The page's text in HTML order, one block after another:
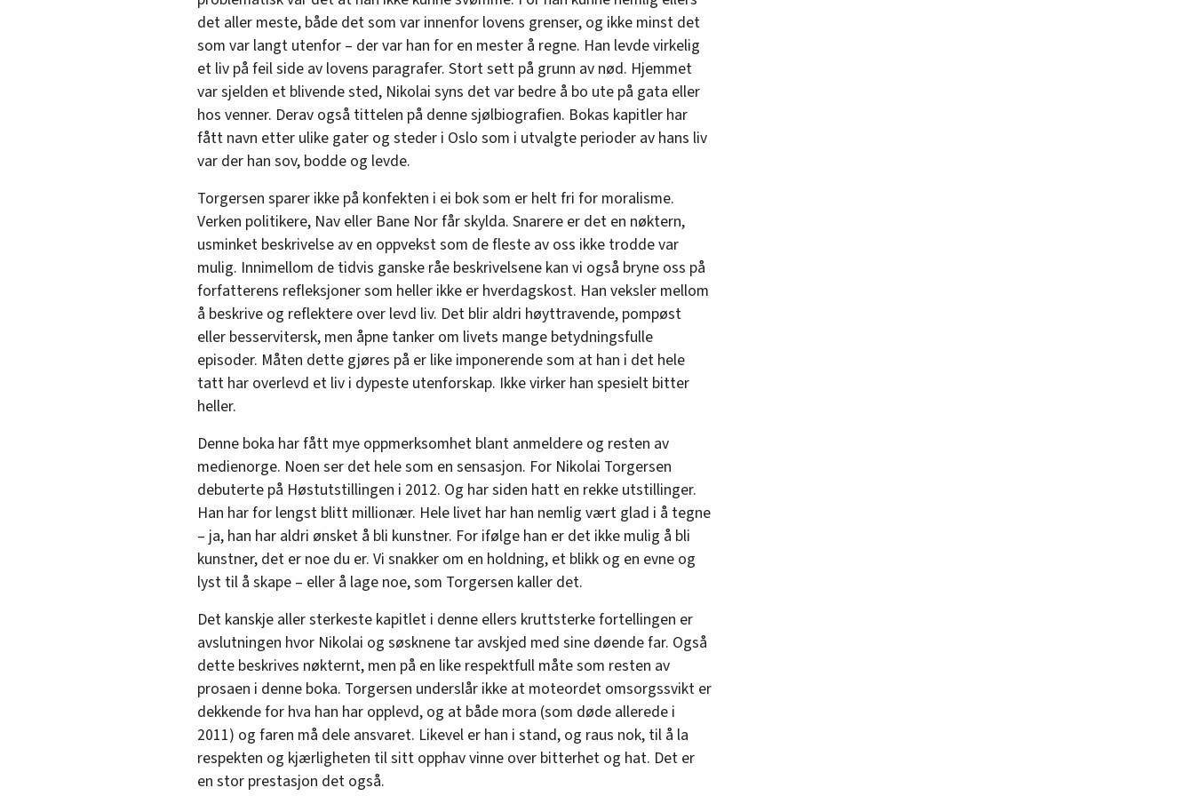
det aller meste, både det som var innenfor lovens grenser, og ikke minst det
som var langt utenfor – der var han for en mester å regne. Han levde virkelig
et liv på feil side av lovens paragrafer. Stort sett på grunn av nød. Hjemmet
var sjelden et blivende sted, Nikolai syns det var bedre å bo ute på gata eller
hos venner. Derav også tittelen på denne sjølbiografien. Bokas kapitler har
fått navn etter ulike gater og steder i Oslo som i utvalgte perioder av hans liv
var der han sov, bodde og levde.
Torgersen sparer ikke på konfekten i ei bok som er helt fri for moralisme.
Verken politikere, Nav eller Bane Nor får skylda. Snarere er det en nøktern,
usminket beskrivelse av en oppvekst som de fleste av oss ikke trodde var
mulig. Innimellom de tidvis ganske råe beskrivelsene kan vi også bryne oss på
forfatterens refleksjoner som heller ikke er hverdagskost. Han veksler mellom
å beskrive og reflektere over levd liv. Det blir aldri høyttravende, pompøst
eller besservitersk, men åpne tanker om livets mange betydningsfulle
episoder. Måten dette gjøres på er like imponerende som at han i det hele
tatt har overlevd et liv i dypeste utenforskap. Ikke virker han spesielt bitter
heller.
Denne boka har fått mye oppmerksomhet blant anmeldere og resten av
medienorge. Noen ser det hele som en sensasjon. For Nikolai Torgersen
debuterte på Høstutstillingen i 2012. Og har siden hatt en rekke utstillinger.
Han har for lengst blitt millionær. Hele livet har han nemlig vært glad i å tegne
– ja, han har aldri ønsket å bli kunstner. For ifølge han er det ikke mulig å bli
kunstner, det er noe du er. Vi snakker om en holdning, et blikk og en evne og
lyst til å skape – eller å lage noe, som Torgersen kaller det.
Det kanskje aller sterkeste kapitlet i denne ellers kruttsterke fortellingen er
avslutningen hvor Nikolai og søsknene tar avskjed med sine døende far. Også
dette beskrives nøkternt, men på en like respektfull måte som resten av
prosaen i denne boka. Torgersen underslår ikke at moteordet omsorgssvikt er
dekkende for hva han har opplevd, og at både mora (som døde allerede i
2011) og faren må dele ansvaret. Likevel er han i stand, og raus nok, til å la
respekten og kjærligheten til sitt opphav vinne over bitterhet og hat. Det er
en stor prestasjon det også.